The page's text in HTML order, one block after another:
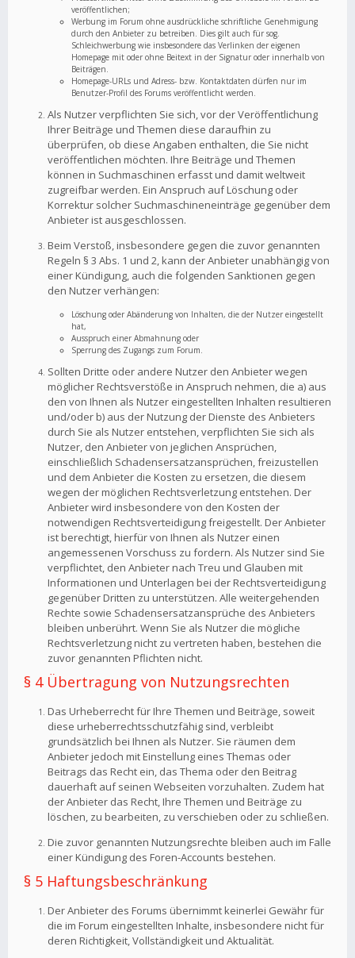
veröffentlichen;
Werbung im Forum ohne ausdrückliche schriftliche Genehmigung
durch den Anbieter zu betreiben. Dies gilt auch für sog.
Schleichwerbung wie insbesondere das Verlinken der eigenen
Homepage mit oder ohne Beitext in der Signatur oder innerhalb von
Beiträgen.
Homepage-URLs und Adress- bzw. Kontaktdaten dürfen nur im
Benutzer-Profil des Forums veröffentlicht werden.
Als Nutzer verpflichten Sie sich, vor der Veröffentlichung
Ihrer Beiträge und Themen diese daraufhin zu
überprüfen, ob diese Angaben enthalten, die Sie nicht
veröffentlichen möchten. Ihre Beiträge und Themen
können in Suchmaschinen erfasst und damit weltweit
zugreifbar werden. Ein Anspruch auf Löschung oder
Korrektur solcher Suchmaschineneinträge gegenüber dem
Anbieter ist ausgeschlossen.
Beim Verstoß, insbesondere gegen die zuvor genannten
Regeln § 3 Abs. 1 und 2, kann der Anbieter unabhängig von
einer Kündigung, auch die folgenden Sanktionen gegen
den Nutzer verhängen:
Löschung oder Abänderung von Inhalten, die der Nutzer eingestellt
hat,
Ausspruch einer Abmahnung oder
Sperrung des Zugangs zum Forum.
Sollten Dritte oder andere Nutzer den Anbieter wegen
möglicher Rechtsverstöße in Anspruch nehmen, die a) aus
den von Ihnen als Nutzer eingestellten Inhalten resultieren
und/oder b) aus der Nutzung der Dienste des Anbieters
durch Sie als Nutzer entstehen, verpflichten Sie sich als
Nutzer, den Anbieter von jeglichen Ansprüchen,
einschließlich Schadensersatzansprüchen, freizustellen
und dem Anbieter die Kosten zu ersetzen, die diesem
wegen der möglichen Rechtsverletzung entstehen. Der
Anbieter wird insbesondere von den Kosten der
notwendigen Rechtsverteidigung freigestellt. Der Anbieter
ist berechtigt, hierfür von Ihnen als Nutzer einen
angemessenen Vorschuss zu fordern. Als Nutzer sind Sie
verpflichtet, den Anbieter nach Treu und Glauben mit
Informationen und Unterlagen bei der Rechtsverteidigung
gegenüber Dritten zu unterstützen. Alle weitergehenden
Rechte sowie Schadensersatzansprüche des Anbieters
bleiben unberührt. Wenn Sie als Nutzer die mögliche
Rechtsverletzung nicht zu vertreten haben, bestehen die
zuvor genannten Pflichten nicht.
§ 4 Übertragung von Nutzungsrechten
Das Urheberrecht für Ihre Themen und Beiträge, soweit
diese urheberrechtsschutzfähig sind, verbleibt
grundsätzlich bei Ihnen als Nutzer. Sie räumen dem
Anbieter jedoch mit Einstellung eines Themas oder
Beitrags das Recht ein, das Thema oder den Beitrag
dauerhaft auf seinen Webseiten vorzuhalten. Zudem hat
der Anbieter das Recht, Ihre Themen und Beiträge zu
löschen, zu bearbeiten, zu verschieben oder zu schließen.
Die zuvor genannten Nutzungsrechte bleiben auch im Falle
einer Kündigung des Foren-Accounts bestehen.
§ 5 Haftungsbeschränkung
Der Anbieter des Forums übernimmt keinerlei Gewähr für
die im Forum eingestellten Inhalte, insbesondere nicht für
deren Richtigkeit, Vollständigkeit und Aktualität.